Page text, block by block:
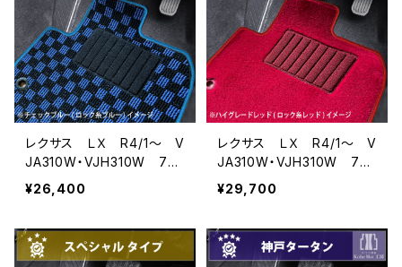
レクサス ＬＸ R4/1〜 V
JA310W・VJH310W 7人
乗 フロアマット一式 カ
ーマット スタンダードタイ
¥26,400
レクサス ＬＸ R4/1〜 V
JA310W・VJH310W 7人
乗 フロアマット一式 カ
ーマット ハイグレードタイ
¥29,700